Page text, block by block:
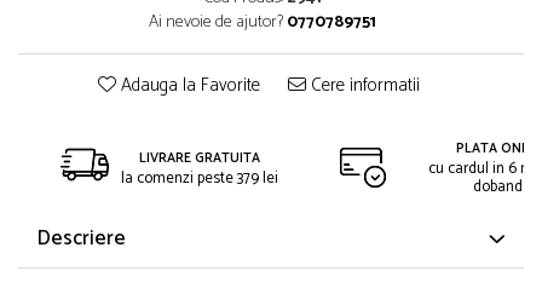
Ai nevoie de ajutor?0770789751
Adauga la Favorite Cere informatii
LIVRARE GRATUITA
la comenzi peste 379 lei
PLATA
cu cardul in 6
dobanda
Descriere